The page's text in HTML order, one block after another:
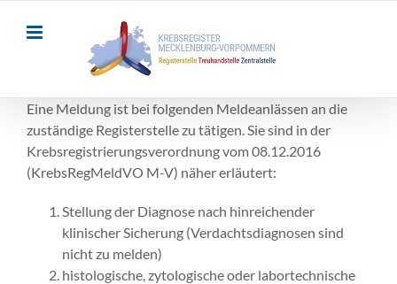
Eine Meldung ist bei folgenden Meldeanlässen an die
zuständige Registerstelle zu tätigen. Sie sind in der
Krebsregistrierungsverordnung vom 08.12.2016
(KrebsRegMeldVO M-V) näher erläutert:
Stellung der Diagnose nach hinreichender
klinischer Sicherung (Verdachtsdiagnosen sind
nicht zu melden)
histologische, zytologische oder labortechnische